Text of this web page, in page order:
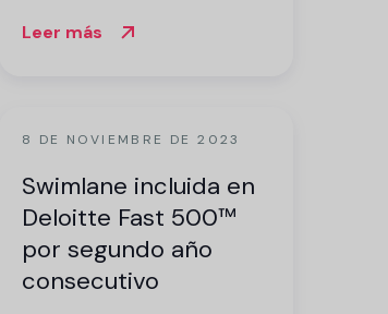
automatización ultra
Leer más
8 DE NOVIEMBRE DE 2023
Swimlane incluida en
Deloitte Fast 500™
por segundo año
consecutivo